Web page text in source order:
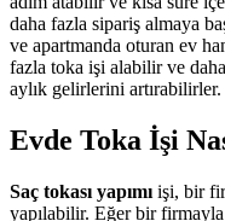
daha fazla sipariş almaya
ve apartmanda oturan ev
fazla toka işi alabilir ve
aylık gelirlerini artırabilirler.
Evde Toka İşi
Saç tokası yapımı işi, bir
yapılabilir. Eğer bir